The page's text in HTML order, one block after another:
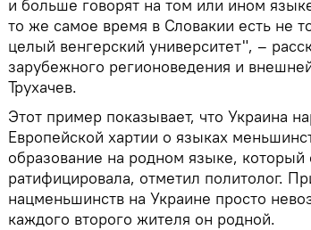
и больше говорят на том или ином
то же самое время в Словакии есть не
целый венгерский университет", –
зарубежного регионоведения и
Трухачев.
Этот пример показывает, что Украина
Европейской хартии о языках
образование на родном языке,
ратифицировала, отметил политолог.
нацменьшинств на Украине просто
каждого второго жителя он родной.